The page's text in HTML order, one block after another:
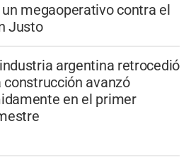
megaoperativo contra el
Justo
argentina retrocedió
construcción avanzó
en el primer